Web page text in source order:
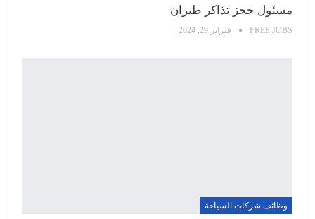
مسئول حجز تذاكر طيران
FREE JOBS فبراير 29, 2024
وظائف شركات السياحة